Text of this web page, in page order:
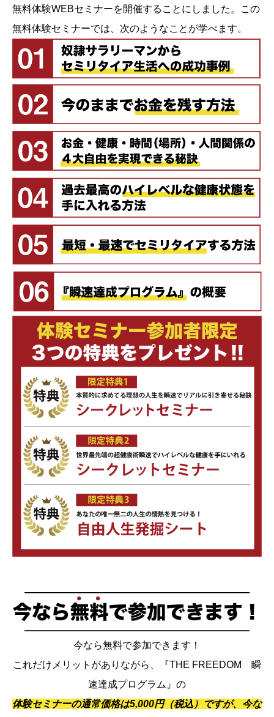
無料体験WEBセミナーを開催することにしました。この
無料体験セミナーでは、次のようなことが学べます。
今なら無料で参加できます！
これだけメリットがありながら、『THE FREEDOM 瞬
速達成プログラム』の
体験セミナーの通常価格は5,000円（税込）ですが、今な